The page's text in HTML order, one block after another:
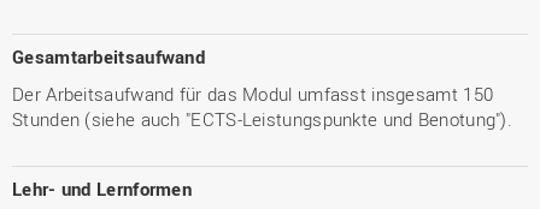
Gesamtarbeitsaufwand
Der Arbeitsaufwand für das Modul umfasst insgesamt 150
Stunden (siehe auch "ECTS-Leistungspunkte und Benotung").
Lehr- und Lernformen